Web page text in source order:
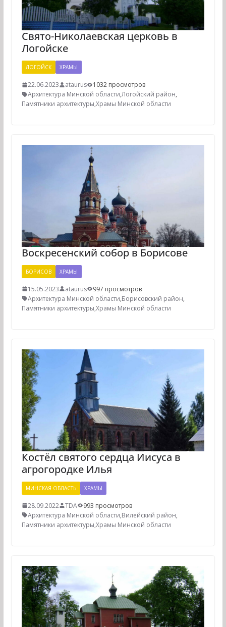
Свято-Николаевская церковь в
Логойске
ЛОГОЙСК ХРАМЫ
22.06.2023 ataurus
1032 просмотров
Архитектура Минской области,Логойский район,
Памятники архитектуры,Храмы Минской области
Воскресенский собор в Борисове
БОРИСОВ ХРАМЫ
15.05.2023 ataurus
997 просмотров
Архитектура Минской области,Борисовский район,
Памятники архитектуры,Храмы Минской области
Костёл святого сердца Иисуса в
агрогородке Илья
МИНСКАЯ ОБЛАСТЬ ХРАМЫ
28.09.2022 TDA
993 просмотров
Архитектура Минской области,Вилейский район,
Памятники архитектуры,Храмы Минской области